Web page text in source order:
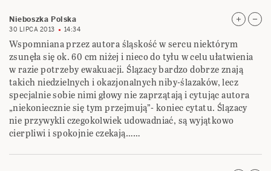
Nieboszka Polska
30 LIPCA 2013 14:34
Wspomniana przez autora śląskość w sercu niektórym
zsunęła się ok. 60 cm niżej i nieco do tyłu w celu ułatwienia
w razie potrzeby ewakuacji. Ślązacy bardzo dobrze znają
takich niedzielnych i okazjonalnych niby-ślazaków, lecz
specjalnie sobie nimi głowy nie zaprzątają i cytując autora
„niekoniecznie się tym przejmują”- koniec cytatu. Ślązacy
nie przywykli czegokolwiek udowadniać, są wyjątkowo
cierpliwi i spokojnie czekają……